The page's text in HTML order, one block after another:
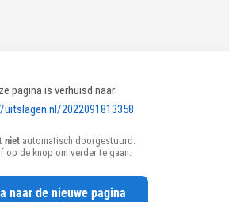
pagina is verhuisd naar:
2022091813358
niet automatisch doorgestuurd.
op de knop om verder te gaan.
naar de nieuwe pagina